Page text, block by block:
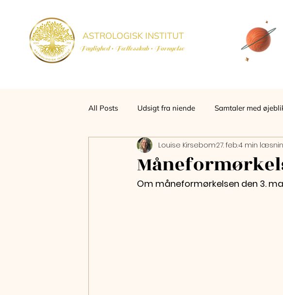
ASTROLOGISK INSTITUT
Faglighed • Fællesskab • Fornyelse
All Posts Udsigt fra niende Samtaler med
Louise Kirsebom27. feb.4 min
Om måneformørkelsen den 3.